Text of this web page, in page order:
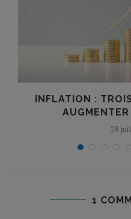
INFLATION :
28
1